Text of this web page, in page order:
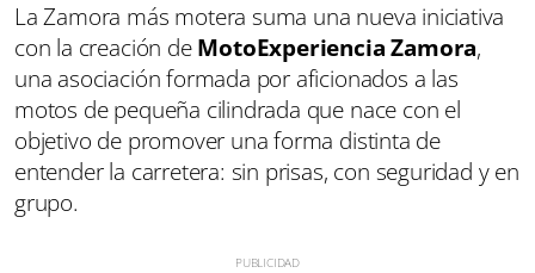
La Zamora más motera suma una nueva iniciativa
con la creación deMotoExperiencia Zamora,
una asociación formada por aficionados a las
motos de pequeña cilindrada que nace con el
objetivo de promover una forma distinta de
entender la carretera: sin prisas, con seguridad y en
grupo.